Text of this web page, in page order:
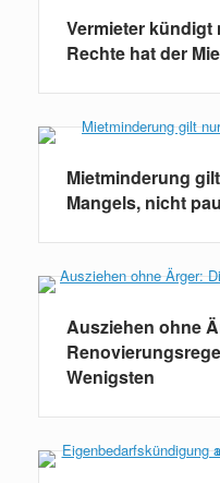
Vermieter kündigt
Rechte hat der
Mietminderung
Mangels, nicht
Ausziehen ohne
Wenigsten